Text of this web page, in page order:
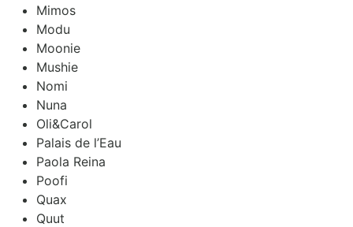
Mimos
Modu
Moonie
Mushie
Nomi
Nuna
Oli&Carol
Palais de l’Eau
Paola Reina
Poofi
Quax
Quut